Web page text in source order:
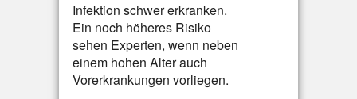
Infektion schwer erkranken.
Ein noch höheres Risiko
sehen Experten, wenn neben
einem hohen Alter auch
Vorerkrankungen vorliegen.